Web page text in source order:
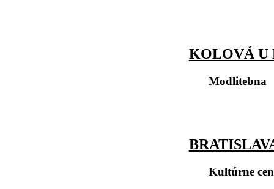
KOLOVÁ U
Modlitebna
Kultúrne